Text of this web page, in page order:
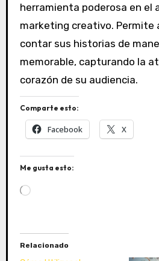
herramienta poderosa en el
marketing creativo. Permite
contar sus historias de
memorable, capturando la
corazón de su audiencia.
Comparte esto:
Facebook X
Me gusta esto:
a
n
Relacionado